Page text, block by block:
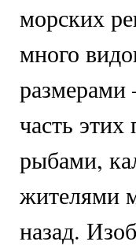
морских
много
размерами
часть
рыбами,
жителями
назад.